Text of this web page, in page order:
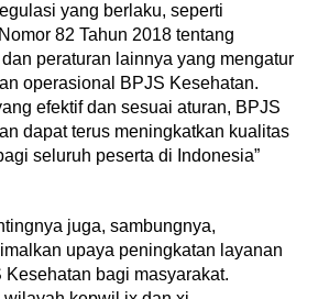
yang berlaku, seperti
82 Tahun 2018 tentang
peraturan lainnya yang mengatur
operasional BPJS Kesehatan.
efektif dan sesuai aturan, BPJS
dapat terus meningkatkan kualitas
seluruh peserta di Indonesia”
juga, sambungnya,
upaya peningkatan layanan
bagi masyarakat.